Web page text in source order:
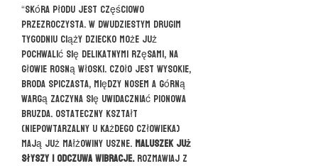
“Skóra płodu jest częściowo
przezroczysta. W dwudziestym drugim
tygodniu ciąży dziecko może już
pochwalić się delikatnymi rzęsami, na
głowie rosną włoski. Czoło jest wysokie,
broda spiczasta, między nosem a górną
wargą zaczyna się uwidaczniać pionowa
bruzda. Ostateczny kształt
(niepowtarzalny u każdego człowieka)
mają już małżowiny uszne. Maluszek już
słyszy i odczuwa wibracje.Rozmawiaj z